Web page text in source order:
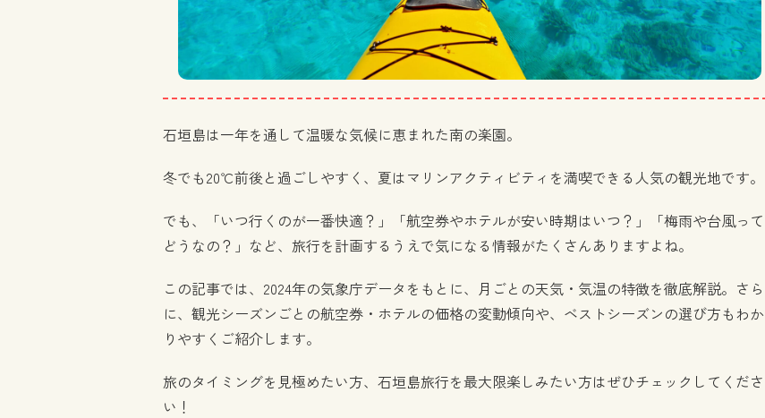
石垣島は一年を通して温暖な気候に恵まれた南の楽園。
冬でも20℃前後と過ごしやすく、夏はマリンアクティビティを満喫できる人気の観光地です。
でも、「いつ行くのが一番快適？」「航空券やホテルが安い時期はいつ？」「梅雨や台風って
どうなの？」など、旅行を計画するうえで気になる情報がたくさんありますよね。
この記事では、2024年の気象庁データをもとに、月ごとの天気・気温の特徴を徹底解説。さら
に、観光シーズンごとの航空券・ホテルの価格の変動傾向や、ベストシーズンの選び方もわか
りやすくご紹介します。
旅のタイミングを見極めたい方、石垣島旅行を最大限楽しみたい方はぜひチェックしてくださ
い！